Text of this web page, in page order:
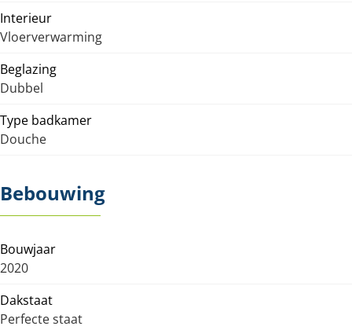
Interieur
Vloerverwarming
Beglazing
Dubbel
Type badkamer
Douche
Bebouwing
Bouwjaar
2020
Dakstaat
Perfecte staat